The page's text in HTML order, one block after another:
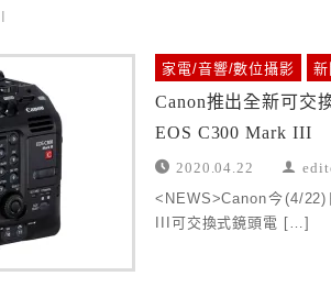
家電/音響/數位攝影 新
Canon推出全新可交
EOS C300 Mark III
2020.04.22
<NEWS>Canon今(4/
III可交換式鏡頭電 […]